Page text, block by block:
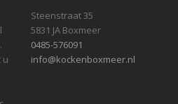
u
Steenstraat 35
5831 JA Boxmeer
0485-576091
info@kockenboxmeer.nl